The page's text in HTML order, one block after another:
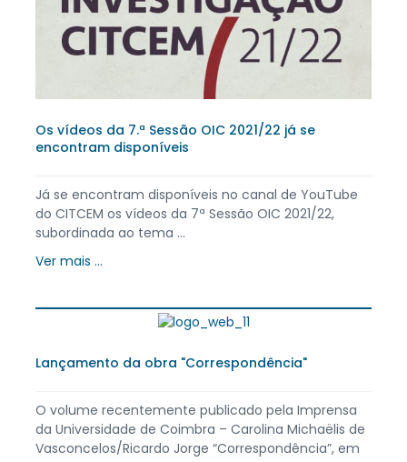
Os vídeos da 7.ª Sessão OIC 2021/22 já se
encontram disponíveis
Já se encontram disponíveis no canal de YouTube
do CITCEM os vídeos da 7ª Sessão OIC 2021/22,
subordinada ao tema ...
Ver mais ...
Lançamento da obra "Correspondência"
O volume recentemente publicado pela Imprensa
da Universidade de Coimbra – Carolina Michaëlis de
Vasconcelos/Ricardo Jorge “Correspondência”, em